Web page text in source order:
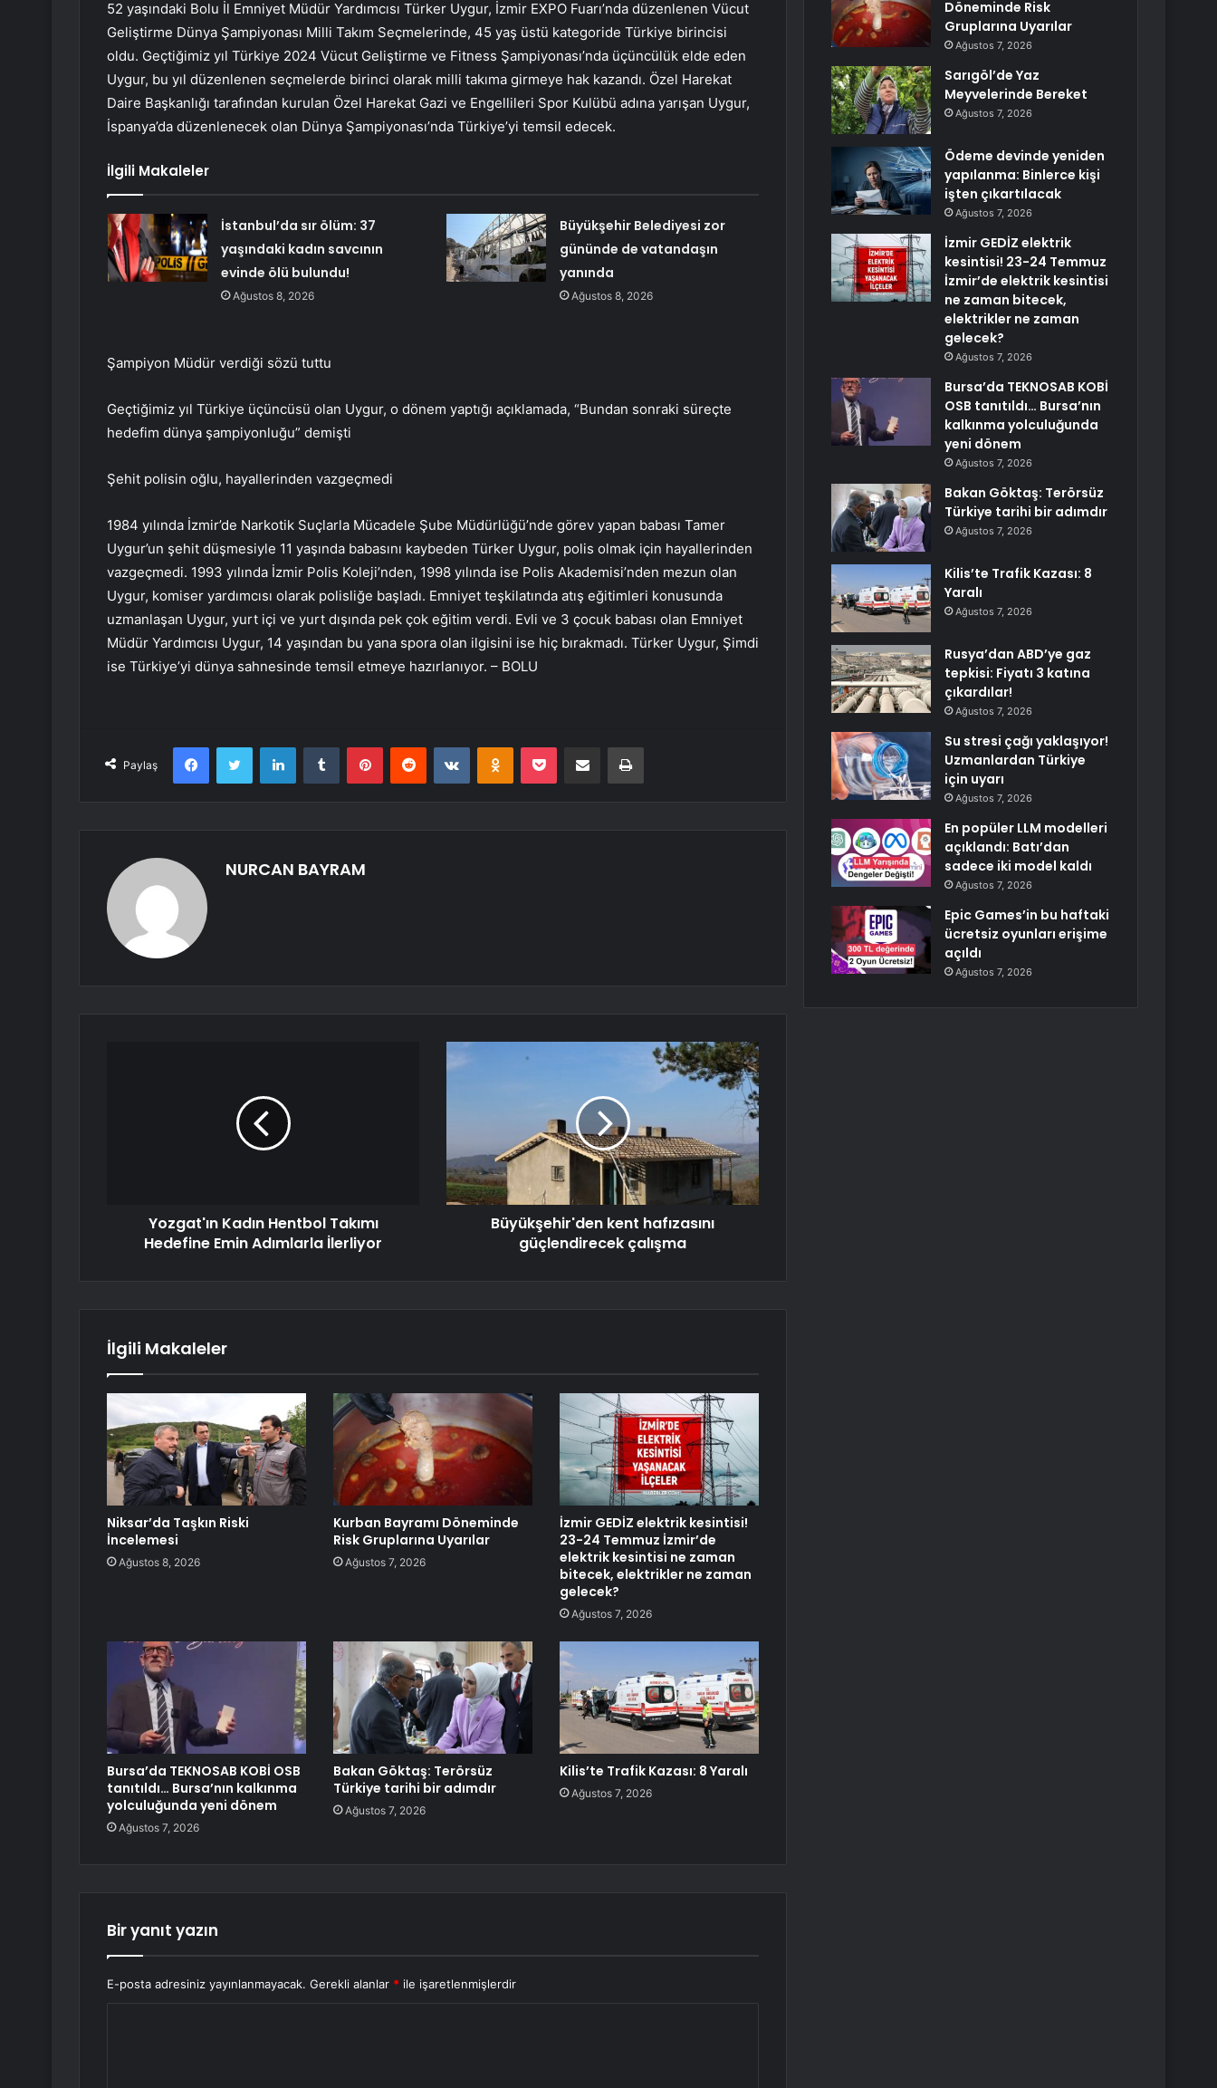
52 yaşındaki Bolu İl Emniyet Müdür Yardımcısı Türker Uygur, İzmir EXPO Fuarı’nda düzenlenen Vücut
Geliştirme Dünya Şampiyonası Milli Takım Seçmelerinde, 45 yaş üstü kategoride Türkiye birincisi
oldu. Geçtiğimiz yıl Türkiye 2024 Vücut Geliştirme ve Fitness Şampiyonası’nda üçüncülük elde eden
Uygur, bu yıl düzenlenen seçmelerde birinci olarak milli takıma girmeye hak kazandı. Özel Harekat
Daire Başkanlığı tarafından kurulan Özel Harekat Gazi ve Engellileri Spor Kulübü adına yarışan Uygur,
İspanya’da düzenlenecek olan Dünya Şampiyonası’nda Türkiye’yi temsil edecek.
İlgili Makaleler
İstanbul’da sır ölüm: 37
yaşındaki kadın savcının
evinde ölü bulundu!
Ağustos 8, 2026
Büyükşehir Belediyesi zor
gününde de vatandaşın
yanında
Ağustos 8, 2026
Şampiyon Müdür verdiği sözü tuttu
Geçtiğimiz yıl Türkiye üçüncüsü olan Uygur, o dönem yaptığı açıklamada, “Bundan sonraki süreçte
hedefim dünya şampiyonluğu” demişti
Şehit polisin oğlu, hayallerinden vazgeçmedi
1984 yılında İzmir’de Narkotik Suçlarla Mücadele Şube Müdürlüğü’nde görev yapan babası Tamer
Uygur’un şehit düşmesiyle 11 yaşında babasını kaybeden Türker Uygur, polis olmak için hayallerinden
vazgeçmedi. 1993 yılında İzmir Polis Koleji’nden, 1998 yılında ise Polis Akademisi’nden mezun olan
Uygur, komiser yardımcısı olarak polisliğe başladı. Emniyet teşkilatında atış eğitimleri konusunda
uzmanlaşan Uygur, yurt içi ve yurt dışında pek çok eğitim verdi. Evli ve 3 çocuk babası olan Emniyet
Müdür Yardımcısı Uygur, 14 yaşından bu yana spora olan ilgisini ise hiç bırakmadı. Türker Uygur, Şimdi
ise Türkiye’yi dünya sahnesinde temsil etmeye hazırlanıyor. – BOLU
Paylaş
FacebookTwitter LinkedInTumblr PinterestReddit VKontakteOdnoklassniki
Pocket E-Posta ile paylaş Yazdır
NURCAN BAYRAM
Yozgat'ın Kadın Hentbol Takımı
Hedefine Emin Adımlarla İlerliyor
Büyükşehir'den kent hafızasını
güçlendirecek çalışma
İlgili Makaleler
Niksar’da Taşkın Riski
İncelemesi
Ağustos 8, 2026
Kurban Bayramı Döneminde
Risk Gruplarına Uyarılar
Ağustos 7, 2026
İzmir GEDİZ elektrik kesintisi!
23-24 Temmuz İzmir’de
elektrik kesintisi ne zaman
bitecek, elektrikler ne zaman
gelecek?
Ağustos 7, 2026
Bursa’da TEKNOSAB KOBİ OSB
tanıtıldı… Bursa’nın kalkınma
yolculuğunda yeni dönem
Ağustos 7, 2026
Bakan Göktaş: Terörsüz
Türkiye tarihi bir adımdır
Ağustos 7, 2026
Kilis’te Trafik Kazası: 8 Yaralı
Ağustos 7, 2026
Bir yanıt yazın
E-posta adresiniz yayınlanmayacak. Gerekli alanlar * ile işaretlenmişlerdir
Döneminde Risk
Gruplarına Uyarılar
Ağustos 7, 2026
Sarıgöl’de Yaz
Meyvelerinde Bereket
Ağustos 7, 2026
Ödeme devinde yeniden
yapılanma: Binlerce kişi
işten çıkartılacak
Ağustos 7, 2026
İzmir GEDİZ elektrik
kesintisi! 23-24 Temmuz
İzmir’de elektrik kesintisi
ne zaman bitecek,
elektrikler ne zaman
gelecek?
Ağustos 7, 2026
Bursa’da TEKNOSAB KOBİ
OSB tanıtıldı… Bursa’nın
kalkınma yolculuğunda
yeni dönem
Ağustos 7, 2026
Bakan Göktaş: Terörsüz
Türkiye tarihi bir adımdır
Ağustos 7, 2026
Kilis’te Trafik Kazası: 8
Yaralı
Ağustos 7, 2026
Rusya’dan ABD’ye gaz
tepkisi: Fiyatı 3 katına
çıkardılar!
Ağustos 7, 2026
Su stresi çağı yaklaşıyor!
Uzmanlardan Türkiye
için uyarı
Ağustos 7, 2026
En popüler LLM modelleri
açıklandı: Batı’dan
sadece iki model kaldı
Ağustos 7, 2026
Epic Games’in bu haftaki
ücretsiz oyunları erişime
açıldı
Ağustos 7, 2026